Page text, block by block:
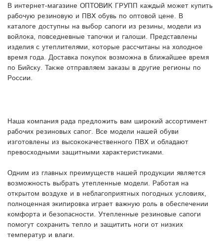
В интернет-магазине ОПТОВИК ГРУПП каждый может купить
рабочую резиновую и ПВХ обувь по оптовой цене. В
каталоге доступны на выбор сапоги из резины, модели из
войлока, повседневные тапочки и галоши. Представлены
изделия с утеплителями, которые рассчитаны на холодное
время года. Доставка покупок возможна в ближайшее время
по Бийску. Также отправляем заказы в другие регионы по
России.
Наша компания рада предложить вам широкий ассортимент
рабочих резиновых сапог. Все модели нашей обуви
изготовлены из высококачественного ПВХ и обладают
превосходными защитными характеристиками.
Одним из главных преимуществ нашей продукции является
возможность выбрать утепленные модели. Работая на
открытом воздухе и в неблагоприятных погодных условиях,
полноценная экипировка играет важную роль в обеспечении
комфорта и безопасности. Утепленные резиновые сапоги
помогут сохранить тепло и защитить ноги от низких
температур и влаги.